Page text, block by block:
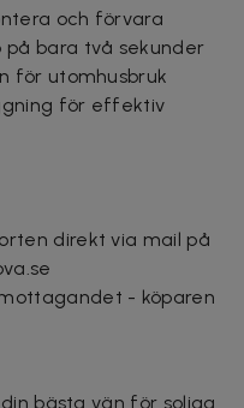
och förvara
på bara två sekunder
för utomhusbruk
för effektiv
direkt via mail på
- köparen
bästa vän för soliga